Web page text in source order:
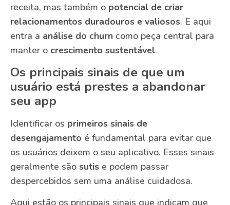
receita, mas também o potencial de criar
relacionamentos duradouros e valiosos. E aqui
entra a análise do churn como peça central para
manter o crescimento sustentável.
Os principais sinais de que um
usuário está prestes a abandonar
seu app
Identificar os primeiros sinais de
desengajamento é fundamental para evitar que
os usuários deixem o seu aplicativo. Esses sinais
geralmente são sutis e podem passar
despercebidos sem uma análise cuidadosa.
Aqui estão os principais sinais que indicam que